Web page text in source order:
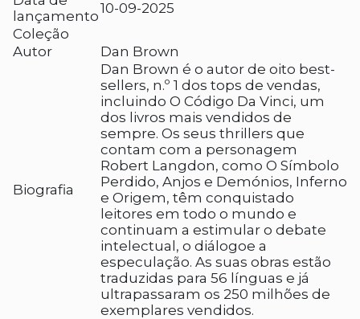
lançamento10-09-2025
Coleção
Autor
Dan Brown
Biografia
Dan Brown é o autor de oito best-
sellers, n.º 1 dos tops de vendas,
incluindo O Código Da Vinci, um
dos livros mais vendidos de
sempre. Os seus thrillers que
contam com a personagem
Robert Langdon, como O Símbolo
Perdido, Anjos e Demónios, Inferno
e Origem, têm conquistado
leitores em todo o mundo e
continuam a estimular o debate
intelectual, o diálogoe a
especulação. As suas obras estão
traduzidas para 56 línguas e já
ultrapassaram os 250 milhões de
exemplares vendidos.